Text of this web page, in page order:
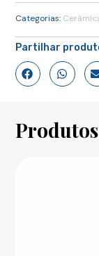
Categorias:
Partilhar